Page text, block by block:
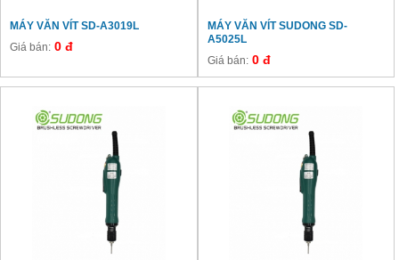
MÁY VĂN VÍT SD-A3019L
Giá bán: 0 đ
MÁY VĂN VÍT SUDONG SD-
A5025L
Giá bán:0 đ